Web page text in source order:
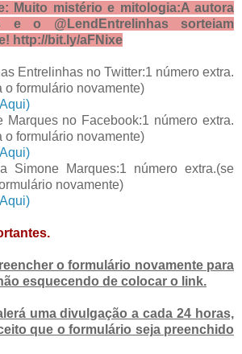
Muito mistério e mitologia:A autora
e o @LendEntrelinhas sorteiam
http://bit.ly/aFNixe
Entrelinhas no Twitter:1 número extra.
o formulário novamente)
Marques no Facebook:1 número extra.
o formulário novamente)
Simone Marques:1 número extra.(se
novamente)
o formulário novamente para
esquecendo de colocar o link.
uma divulgação a cada 24 horas,
que o formulário seja preenchido